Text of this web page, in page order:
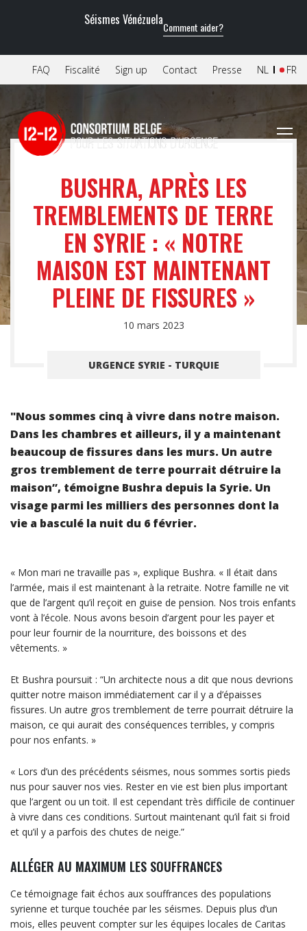
Séismes VénézuelaComment aider?
FAQ Fiscalité Sign up Contact Presse FR
NL
BUSHRA, APRÈS LES
TREMBLEMENTS DE TERRE
EN SYRIE : « NOTRE
MAISON EST MAINTENANT
PLEINE DE FISSURES »
10 mars 2023
URGENCE SYRIE - TURQUIE
"Nous sommes cinq à vivre dans notre maison.
Dans les chambres et ailleurs, il y a maintenant
beaucoup de fissures dans les murs. Un autre
gros tremblement de terre pourrait détruire la
maison”, témoigne Bushra depuis la Syrie. Un
visage parmi les milliers des personnes dont la
vie a basculé la nuit du 6 février.
« Mon mari ne travaille pas », explique Bushra. « Il était dans
l’armée, mais il est maintenant à la retraite. Notre famille ne vit
que de l’argent qu’il reçoit en guise de pension. Nos trois enfants
vont à l’école. Nous avons besoin d’argent pour les payer et
pour leur fournir de la nourriture, des boissons et des
vêtements. »
Et Bushra poursuit : “Un architecte nous a dit que nous devrions
quitter notre maison immédiatement car il y a d’épaisses
fissures. Un autre gros tremblement de terre pourrait détruire la
maison, ce qui aurait des conséquences terribles, y compris
pour nos enfants. »
« Lors d’un des précédents séismes, nous sommes sortis pieds
nus pour sauver nos vies. Rester en vie est bien plus important
que l’argent ou un toit. Il est cependant très difficile de continuer
à vivre dans ces conditions. Surtout maintenant qu’il fait si froid
et qu’il y a parfois des chutes de neige.”
ALLÉGER AU MAXIMUM LES SOUFFRANCES
Ce témoignage fait échos aux souffrances des populations
syrienne et turque touchée par les séismes. Depuis plus d’un
mois, elles peuvent compter sur les équipes locales de Caritas